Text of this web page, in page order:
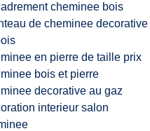
cheminee bois
de cheminee decorative
en pierre de taille prix
bois et pierre
decorative au gaz
interieur salon